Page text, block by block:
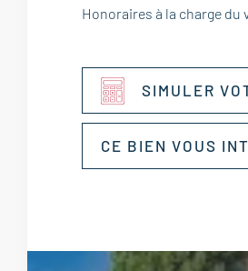
Honoraires à la charge du
SIMULER
CE BIEN VOUS